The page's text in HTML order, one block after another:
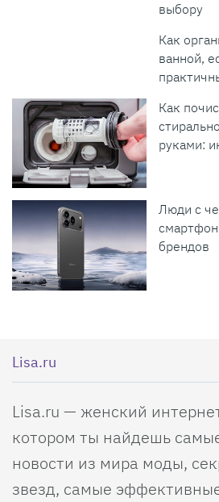
выбору
Как
ванной,
Как
руками:
Люди с
брендов
Lisa.ru
Lisa.ru — женский
котором ты найдешь
новости из мира моды,
звезд, самые